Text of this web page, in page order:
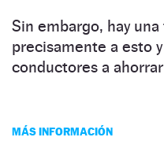
Sin embargo, hay
precisamente a esto
conductores a
MÁS INFORMACIÓN